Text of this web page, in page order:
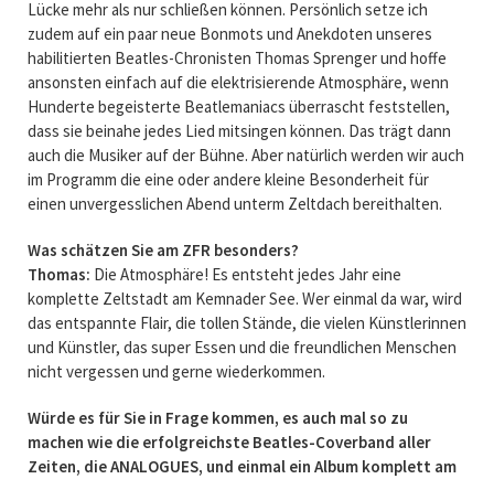
Lücke mehr als nur schließen können. Persönlich setze ich
zudem auf ein paar neue Bonmots und Anekdoten unseres
habilitierten Beatles-Chronisten Thomas Sprenger und hoffe
ansonsten einfach auf die elektrisierende Atmosphäre, wenn
Hunderte begeisterte Beatlemaniacs überrascht feststellen,
dass sie beinahe jedes Lied mitsingen können. Das trägt dann
auch die Musiker auf der Bühne. Aber natürlich werden wir auch
im Programm die eine oder andere kleine Besonderheit für
einen unvergesslichen Abend unterm Zeltdach bereithalten.
Was schätzen Sie am ZFR besonders?
Thomas: Die Atmosphäre! Es entsteht jedes Jahr eine
komplette Zeltstadt am Kemnader See. Wer einmal da war, wird
das entspannte Flair, die tollen Stände, die vielen Künstlerinnen
und Künstler, das super Essen und die freundlichen Menschen
nicht vergessen und gerne wiederkommen.
Würde es für Sie in Frage kommen, es auch mal so zu
machen wie die erfolgreichste Beatles-Coverband aller
Zeiten, die ANALOGUES, und einmal ein Album komplett am